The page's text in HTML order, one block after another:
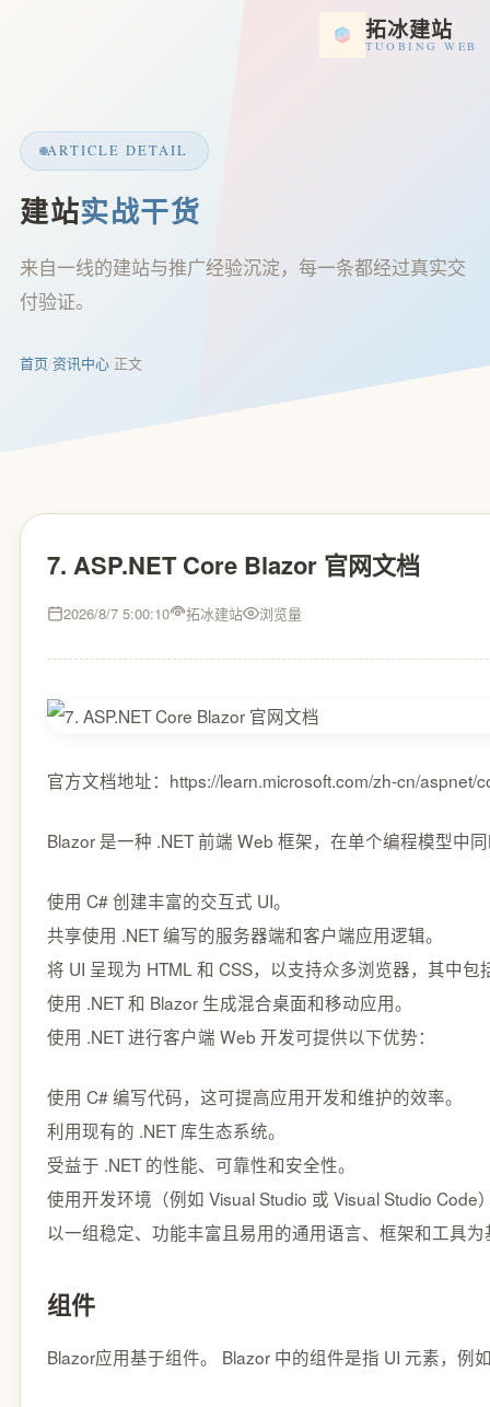
拓冰建站
TUOBING WEB
ARTICLE DETAIL
建站实战干货
来自一线的建站与推广经验沉淀，每一条都经过真实交
付验证。
首页/资讯中心/正文
7. ASP.NET Core Blazor 官网文档
2026/8/7 5:00:10 拓冰建站 浏览量
官方文档地址：https://learn.microsoft.com/zh-cn/aspnet/
Blazor 是一种 .NET 前端 Web 框架，在单个编程模型中
使用 C# 创建丰富的交互式 UI。
共享使用 .NET 编写的服务器端和客户端应用逻辑。
将 UI 呈现为 HTML 和 CSS，以支持众多浏览器，其中包
使用 .NET 和 Blazor 生成混合桌面和移动应用。
使用 .NET 进行客户端 Web 开发可提供以下优势：
使用 C# 编写代码，这可提高应用开发和维护的效率。
利用现有的 .NET 库生态系统。
受益于 .NET 的性能、可靠性和安全性。
使用开发环境（例如 Visual Studio 或 Visual Studio
以一组稳定、功能丰富且易用的通用语言、框架和工具
组件
Blazor应用基于组件。 Blazor 中的组件是指 UI 元素，例